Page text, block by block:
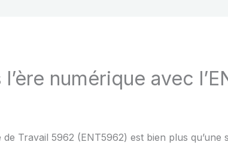
numérique avec
de Travail 5962 (ENT5962) est bien plus qu’une